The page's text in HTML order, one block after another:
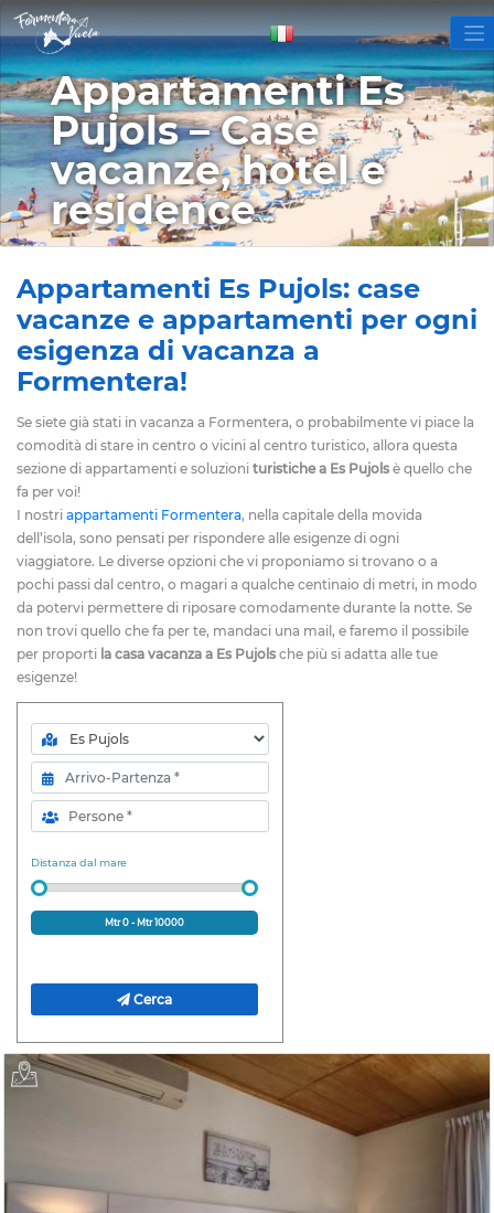
Appartamenti Es
Pujols – Case
vacanze, hotel e
residence
Appartamenti Es Pujols: case
vacanze e appartamenti per ogni
esigenza di vacanza a
Formentera!
Se siete già stati in vacanza a Formentera, o probabilmente vi piace la
comodità di stare in centro o vicini al centro turistico, allora questa
sezione di appartamenti e soluzioni turistiche a Es Pujols è quello che
fa per voi!
I nostri appartamenti Formentera, nella capitale della movida
dell’isola, sono pensati per rispondere alle esigenze di ogni
viaggiatore. Le diverse opzioni che vi proponiamo si trovano o a
pochi passi dal centro, o magari a qualche centinaio di metri, in modo
da potervi permettere di riposare comodamente durante la notte. Se
non trovi quello che fa per te, mandaci una mail, e faremo il possibile
per proporti la casa vacanza a Es Pujols che più si adatta alle tue
esigenze!
Zona
Arrivo-Partenza
Persone
Distanza dal mare
Mtr0- Mtr10000
Cerca